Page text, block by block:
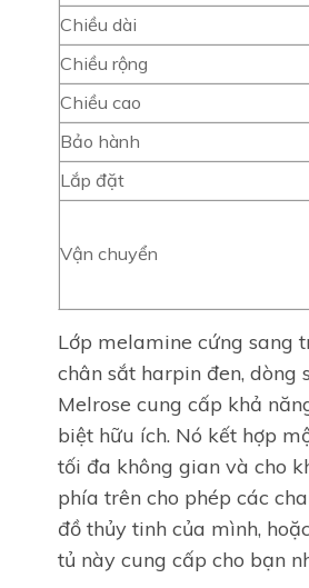
Chiều dài
Chiều rộng
Chiều cao
Bảo hành
Lắp đặt
Vận chuyển
Lớp melamine cứng sang
chân sắt harpin đen,
Melrose cung cấp khả
biệt hữu ích. Nó kết hợp
tối đa không gian và cho
phía trên cho phép các
đồ thủy tinh của mình,
tủ này cung cấp cho bạn